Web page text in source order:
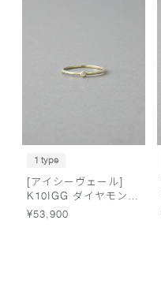
1 type
[アイシーヴェール]
K10IGG ダイヤモンド
アイス リング
¥53,900